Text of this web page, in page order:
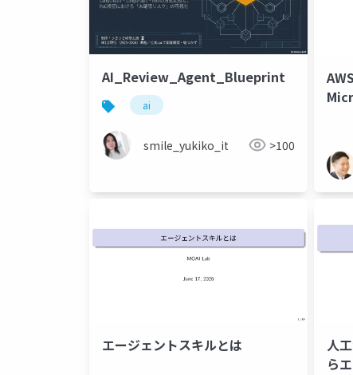
AI_Review_Agent_Blueprint
ai
smile_yukiko_it >100
エージェントスキルとは
人
ら